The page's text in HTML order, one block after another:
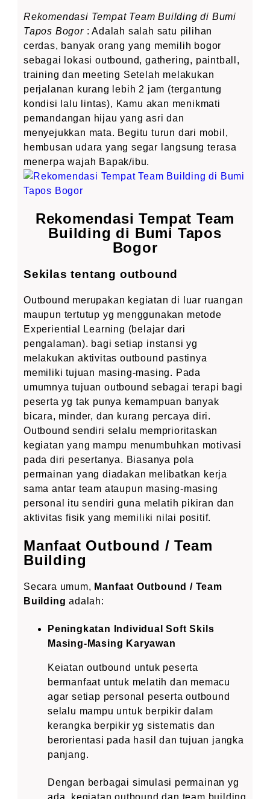
Rekomendasi Tempat Team Building di Bumi
Tapos Bogor: Adalah salah satu pilihan
cerdas, banyak orang yang memilih bogor
sebagai lokasi outbound, gathering, paintball,
training dan meeting Setelah melakukan
perjalanan kurang lebih 2 jam (tergantung
kondisi lalu lintas), Kamu akan menikmati
pemandangan hijau yang asri dan
menyejukkan mata. Begitu turun dari mobil,
hembusan udara yang segar langsung terasa
menerpa wajah Bapak/ibu.
Rekomendasi Tempat Team
Building di Bumi Tapos
Bogor
Sekilas tentang outbound
Outbound merupakan kegiatan di luar ruangan
maupun tertutup yg menggunakan metode
Experiential Learning (belajar dari
pengalaman). bagi setiap instansi yg
melakukan aktivitas outbound pastinya
memiliki tujuan masing-masing. Pada
umumnya tujuan outbound sebagai terapi bagi
peserta yg tak punya kemampuan banyak
bicara, minder, dan kurang percaya diri.
Outbound sendiri selalu memprioritaskan
kegiatan yang mampu menumbuhkan motivasi
pada diri pesertanya. Biasanya pola
permainan yang diadakan melibatkan kerja
sama antar team ataupun masing-masing
personal itu sendiri guna melatih pikiran dan
aktivitas fisik yang memiliki nilai positif.
Manfaat Outbound / Team
Building
Secara umum, Manfaat Outbound / Team
Building adalah:
Peningkatan Individual Soft Skils
Masing-Masing Karyawan
Keiatan outbound untuk peserta
bermanfaat untuk melatih dan memacu
agar setiap personal peserta outbound
selalu mampu untuk berpikir dalam
kerangka berpikir yg sistematis dan
berorientasi pada hasil dan tujuan jangka
panjang.
Dengan berbagai simulasi permainan yg
ada, kegiatan outbound dan team building